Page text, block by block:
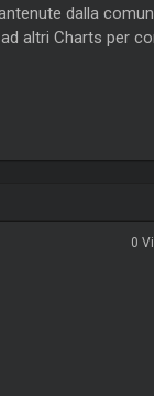
dalla
altri Charts per
0